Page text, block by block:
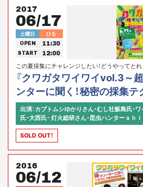
2017
06/17
土曜日 ひる
OPEN 11:30
START 12:00
この夏採集にチャレンジしたい！どうやってとれ
方にピッタリのイベント！
『クワガタワイワイvol.3～
ンターに聞く！秘密の採集テ
出演：カブトムシゆかりさん・むし社飯島氏・
氏・大西氏・ 灯火総研さん・昆虫ハンターｓｈ
SOLD OUT！
2016
06/12